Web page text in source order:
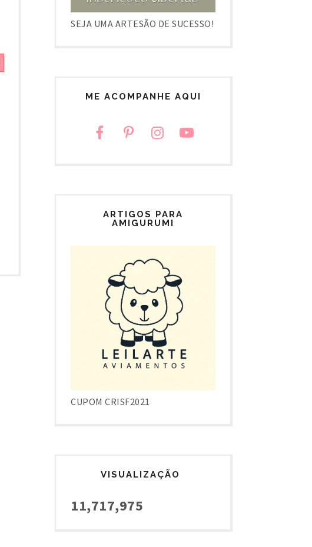
SEJA UMA ARTESÃO DE SUCESSO!
ME ACOMPANHE AQUI
ARTIGOS PARA
AMIGURUMI
CUPOM CRISF2021
VISUALIZAÇÃO
11,717,975